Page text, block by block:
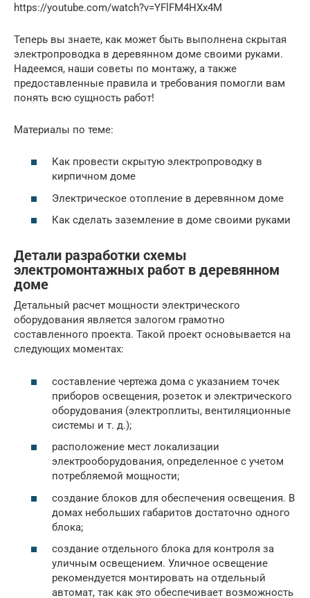
https://youtube.com/watch?v=YFlFM4HXx4M
Теперь вы знаете, как может быть выполнена скрытая
электропроводка в деревянном доме своими руками.
Надеемся, наши советы по монтажу, а также
предоставленные правила и требования помогли вам
понять всю сущность работ!
Материалы по теме:
Как провести скрытую электропроводку в
кирпичном доме
Электрическое отопление в деревянном доме
Как сделать заземление в доме своими руками
Детали разработки схемы
электромонтажных работ в деревянном
доме
Детальный расчет мощности электрического
оборудования является залогом грамотно
составленного проекта. Такой проект основывается на
следующих моментах:
составление чертежа дома с указанием точек
приборов освещения, розеток и электрического
оборудования (электроплиты, вентиляционные
системы и т. д.);
расположение мест локализации
электрооборудования, определенное с учетом
потребляемой мощности;
создание блоков для обеспечения освещения. В
домах небольших габаритов достаточно одного
блока;
создание отдельного блока для контроля за
уличным освещением. Уличное освещение
рекомендуется монтировать на отдельный
автомат, так как это обеспечивает возможность